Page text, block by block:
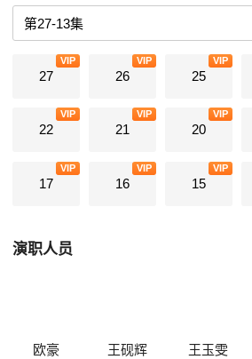
27
VIP
26
VIP
25
VIP
22
VIP
21
VIP
20
VIP
17
VIP
16
VIP
15
VIP
演职人员
欧豪 王砚辉 王玉雯